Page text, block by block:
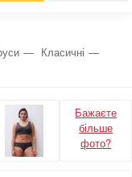
Класичні
Бажаєте
більше
фото?